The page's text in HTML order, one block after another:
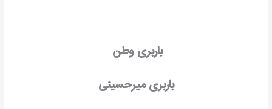
باربری وطن
باربری میرحسینی